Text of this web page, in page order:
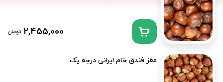
2,455,000 تومان
مغز فندق خام ایرانی درجه یک